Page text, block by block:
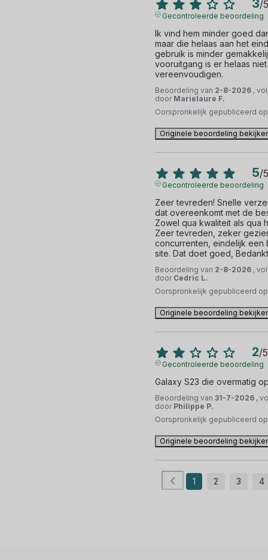
3/5
Gecontroleerde beoordeling
Ik vind hem minder goed
maar die helaas aan het
gebruik is minder
vooruitgang is er helaas
vereenvoudigen.
Beoordeling van 2-8-2026 ,
door Marielaure F.
Oorspronkelijk gepubliceerd
Originele beoordeling
5/5
Gecontroleerde beoordeling
Zeer tevreden! Snelle
dat overeenkomt met de
Zowel qua kwaliteit als qua
Zeer tevreden, zeker
concurrenten, eindelijk
site. Dat doet goed,
Beoordeling van 2-8-2026 ,
door Cedric L.
Oorspronkelijk gepubliceerd
Originele beoordeling
2/5
Gecontroleerde beoordeling
Galaxy S23 die overmatig
Beoordeling van 31-7-2026 ,
door Philippe P.
Oorspronkelijk gepubliceerd
Originele beoordeling
1 2 3 4